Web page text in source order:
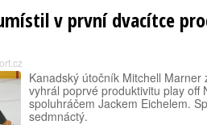
v první dvacítce
Kanadský útočník Mitchell
vyhrál poprvé produktivitu play off
spoluhráčem Jackem Eichelem.
sedmnáctý.